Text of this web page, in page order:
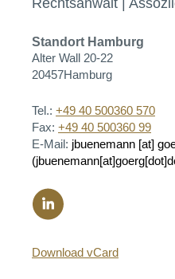
Rechtsanwalt |
Standort Hamburg
Alter Wall 20-22
20457Hamburg
Tel.: +49 40 500360 570
Fax: +49 40 500360 99
E-Mail: jbuenemann [at]
Download vCard